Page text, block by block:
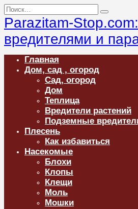
Перейти
к
содержанию
Search
for:
Parazitam-
вредителями и
Главная
Дом, сад , огород
Сад, огород
Дом
Теплица
Вредители растений
Подземные
Плесень
Как избавиться
Насекомые
Блохи
Клопы
Клещи
Моль
Мошки